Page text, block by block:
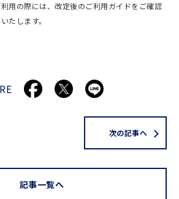
用の際には、改定後のご利用ガイドをご確認
たします。
記事一覧へ
次の記事へ